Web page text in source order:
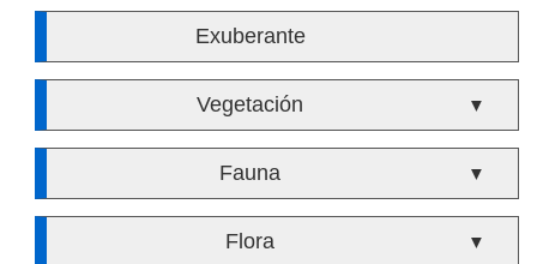
Exuberante
Vegetación ▼
Fauna ▼
Flora ▼